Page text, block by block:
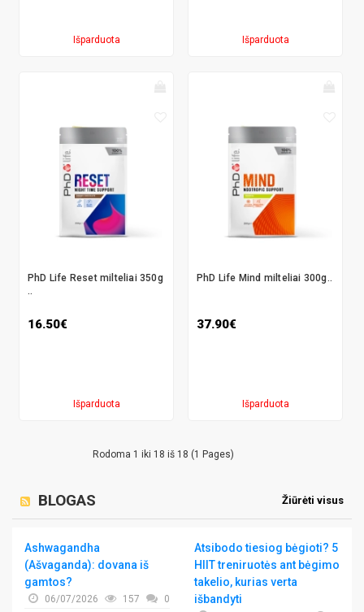
Išparduota Išparduota
PhD Life Reset milteliai 350g
..
16.50€
Išparduota
PhD Life Mind milteliai 300g..
37.90€
Išparduota
Rodoma 1 iki 18 iš 18 (1 Pages)
Žiūrėti visus
BLOGAS
Ashwagandha
(Ašvaganda): dovana iš
gamtos?
06/07/2026 157 0
Atsibodo tiesiog bėgioti? 5
HIIT treniruotės ant bėgimo
takelio, kurias verta
išbandyti